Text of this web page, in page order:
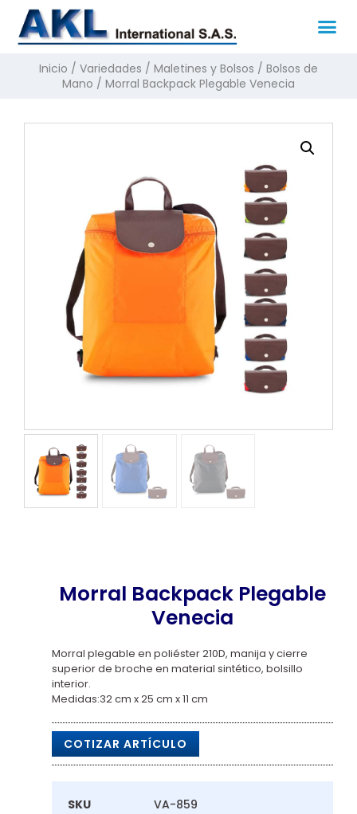
Inicio / Variedades / Maletines y Bolsos / Bolsos de
Mano / Morral Backpack Plegable Venecia
Morral Backpack Plegable
Venecia
Morral plegable en poliéster 210D, manija y cierre
superior de broche en material sintético, bolsillo
interior.
Medidas:32 cm x 25 cm x 11 cm
COTIZAR ARTÍCULO
SKU
VA-859